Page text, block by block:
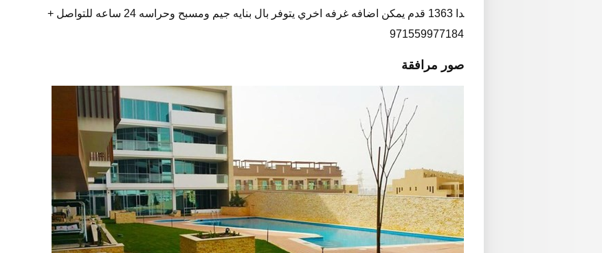
دا 1363 قدم يمكن اضافه غرفه اخري يتوفر بال بنايه جيم ومسبح وحراسه 24 ساعه للتواصل +
971559977184
صور مرافقة